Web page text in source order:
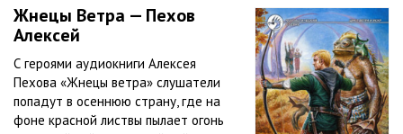
Жнецы Ветра — Пехов
Алексей
С героями аудиокниги Алексея
Пехова «Жнецы ветра» слушатели
попадут в осеннюю страну, где на
фоне красной листвы пылает огонь